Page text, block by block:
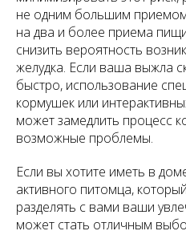
не одним большим
на два и более приема
снизить вероятность
желудка. Если ваша выжла
быстро, использование
кормушек или
может замедлить процесс
возможные проблемы.
Если вы хотите иметь в
активного питомца,
разделять с вами ваши
может стать отличным